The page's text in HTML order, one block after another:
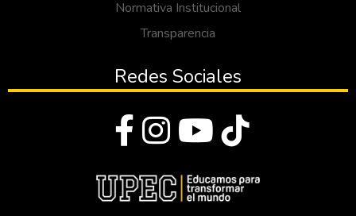
Normativa Institucional
Transparencia
Redes Sociales